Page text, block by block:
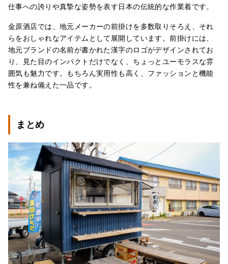
仕事への誇りや真摯な姿勢を表す日本の伝統的な作業着です。
金原酒店では、地元メーカーの前掛けを多数取りそろえ、それ
らをおしゃれなアイテムとして展開しています。前掛けには、
地元ブランドの名前が書かれた漢字のロゴがデザインされてお
り、見た目のインパクトだけでなく、ちょっとユーモラスな雰
囲気も魅力です。もちろん実用性も高く、ファッションと機能
性を兼ね備えた一品です。
まとめ